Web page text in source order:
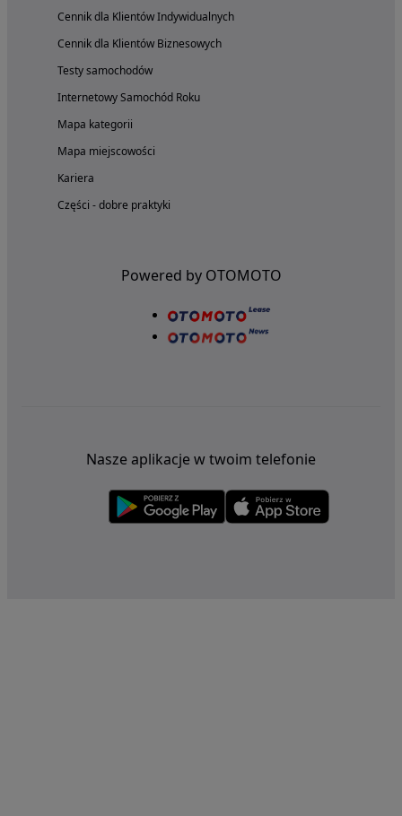
Cennik dla Klientów Indywidualnych
Cennik dla Klientów Biznesowych
Testy samochodów
Internetowy Samochód Roku
Mapa kategorii
Mapa miejscowości
Kariera
Części - dobre praktyki
Powered by OTOMOTO
Nasze aplikacje w twoim telefonie